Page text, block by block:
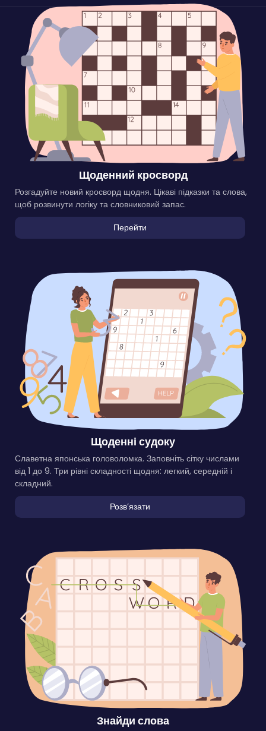
Щоденний кросворд
Розгадуйте новий кросворд щодня. Цікаві підказки та слова,
щоб розвинути логіку та словниковий запас.
Перейти
Щоденні судоку
Славетна японська головоломка. Заповніть сітку числами
від 1 до 9. Три рівні складності щодня: легкий, середній і
складний.
Розвʼязати
Знайди слова